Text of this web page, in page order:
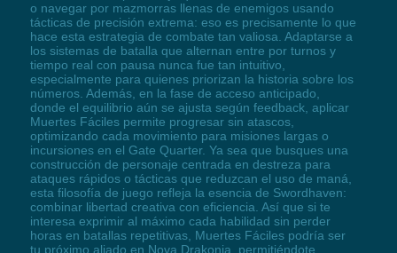
o navegar por mazmorras llenas de enemigos usando
tácticas de precisión extrema: eso es precisamente lo que
hace esta estrategia de combate tan valiosa. Adaptarse a
los sistemas de batalla que alternan entre por turnos y
tiempo real con pausa nunca fue tan intuitivo,
especialmente para quienes priorizan la historia sobre los
números. Además, en la fase de acceso anticipado,
donde el equilibrio aún se ajusta según feedback, aplicar
Muertes Fáciles permite progresar sin atascos,
optimizando cada movimiento para misiones largas o
incursiones en el Gate Quarter. Ya sea que busques una
construcción de personaje centrada en destreza para
ataques rápidos o tácticas que reduzcan el uso de maná,
esta filosofía de juego refleja la esencia de Swordhaven:
combinar libertad creativa con eficiencia. Así que si te
interesa exprimir al máximo cada habilidad sin perder
horas en batallas repetitivas, Muertes Fáciles podría ser
tu próximo aliado en Nova Drakonia, permitiéndote